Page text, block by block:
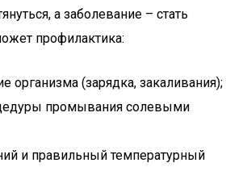
а заболевание – стать
профилактика:
организма (зарядка, закаливания);
промывания солевыми
и правильный температурный